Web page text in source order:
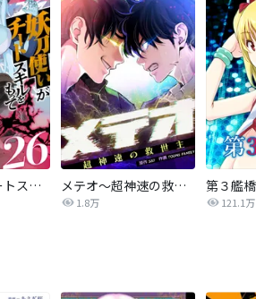
妖刀使いがチートスキルをもって異世界放浪 ～生まれ持ったチートは最強！！～ メテオ～超神速の救世主～【タテヨミ】
1.8万
第３艦
121.1万